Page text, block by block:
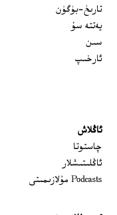
تارىخ-بۈگۈن
يەتتە سۇ
سىن
ئارخىپ
ئاڭلاش
چاستوتا
ئاڭلىتىشلار
Podcasts مۇلازىمىتى